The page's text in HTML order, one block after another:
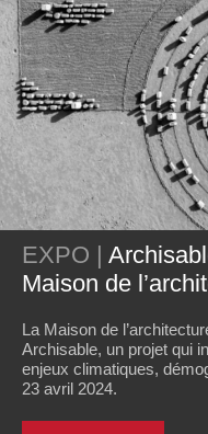
EXPO |
Maison de
La Maison de
Archisable, un projet qui
enjeux climatiques,
23 avril 2024.